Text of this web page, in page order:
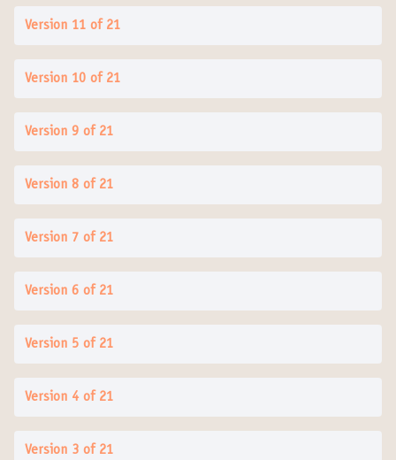
Version 11 of 21
Version 10 of 21
Version 9 of 21
Version 8 of 21
Version 7 of 21
Version 6 of 21
Version 5 of 21
Version 4 of 21
Version 3 of 21